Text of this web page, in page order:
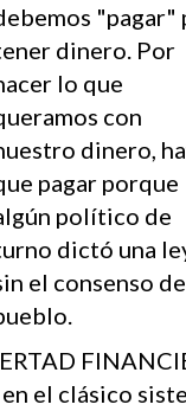
"pagar"
dinero. Por
lo que
con
dinero,
pagar porque
político de
dictó una
el consenso
el clásico